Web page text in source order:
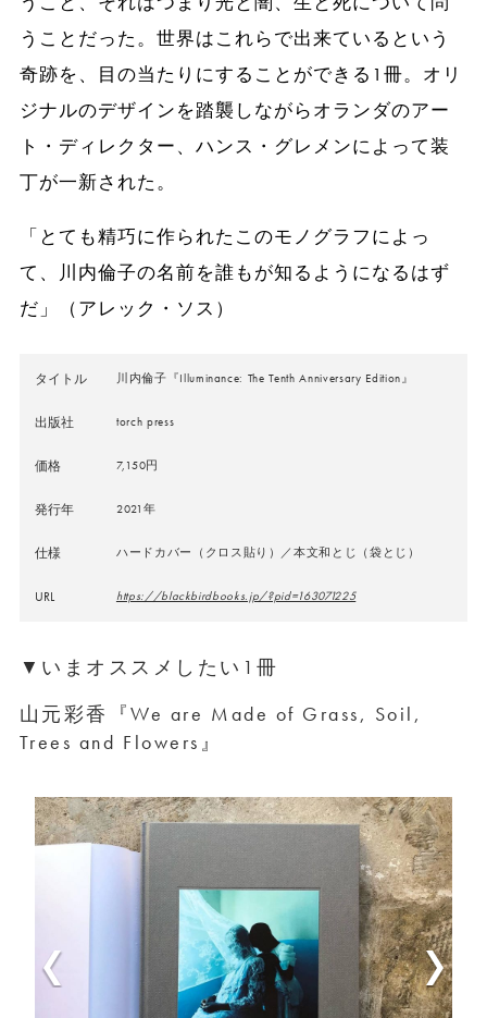
うことだった。世界はこれらで出来ているという
奇跡を、目の当たりにすることができる1冊。オリ
ジナルのデザインを踏襲しながらオランダのアー
ト・ディレクター、ハンス・グレメンによって装
丁が一新された。
「とても精巧に作られたこのモノグラフによっ
て、川内倫子の名前を誰もが知るようになるはず
だ」（アレック・ソス）
タイトル 川内倫子『Illuminance: The Tenth Anniversary Edition』
出版社 torch press
価格 7,150円
発行年 2021年
仕様 ハードカバー（クロス貼り）／本文和とじ（袋とじ）
URL https://blackbirdbooks.jp/?pid=163071225
▼いまオススメしたい1冊
山元彩香『We are Made of Grass, Soil,
Trees and Flowers』